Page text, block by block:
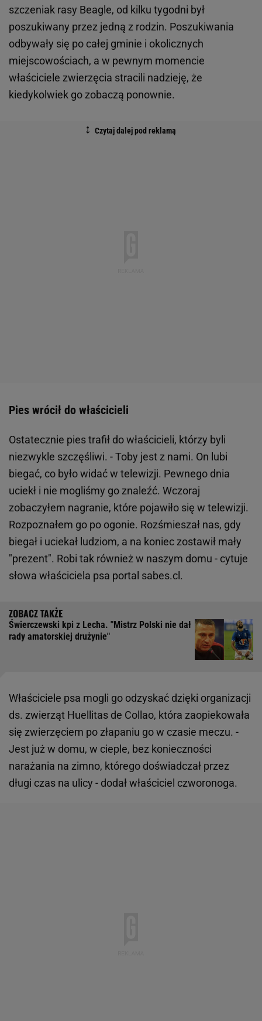
szczeniak rasy Beagle, od kilku tygodni był
poszukiwany przez jedną z rodzin. Poszukiwania
odbywały się po całej gminie i okolicznych
miejscowościach, a w pewnym momencie
właściciele zwierzęcia stracili nadzieję, że
kiedykolwiek go zobaczą ponownie.
Pies wrócił do właścicieli
Ostatecznie pies trafił do właścicieli, którzy byli
niezwykle szczęśliwi. - Toby jest z nami. On lubi
biegać, co było widać w telewizji. Pewnego dnia
uciekł i nie mogliśmy go znaleźć. Wczoraj
zobaczyłem nagranie, które pojawiło się w telewizji.
Rozpoznałem go po ogonie. Rozśmieszał nas, gdy
biegał i uciekał ludziom, a na koniec zostawił mały
"prezent". Robi tak również w naszym domu - cytuje
słowa właściciela psa portal sabes.cl.
Świerczewski kpi z Lecha. "Mistrz Polski nie dał
rady amatorskiej drużynie"
Właściciele psa mogli go odzyskać dzięki organizacji
ds. zwierząt Huellitas de Collao, która zaopiekowała
się zwierzęciem po złapaniu go w czasie meczu. -
Jest już w domu, w cieple, bez konieczności
narażania na zimno, którego doświadczał przez
długi czas na ulicy - dodał właściciel czworonoga.